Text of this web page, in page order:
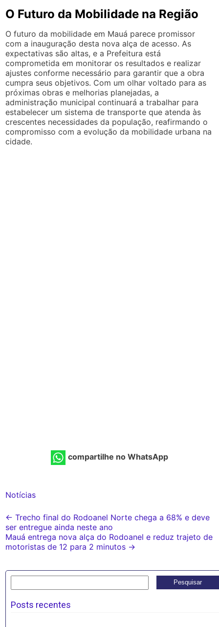
O Futuro da Mobilidade na Região
O futuro da mobilidade em Mauá parece promissor
com a inauguração desta nova alça de acesso. As
expectativas são altas, e a Prefeitura está
comprometida em monitorar os resultados e realizar
ajustes conforme necessário para garantir que a obra
cumpra seus objetivos. Com um olhar voltado para as
próximas obras e melhorias planejadas, a
administração municipal continuará a trabalhar para
estabelecer um sistema de transporte que atenda às
crescentes necessidades da população, reafirmando o
compromisso com a evolução da mobilidade urbana na
cidade.
compartilhe no WhatsApp
Notícias
Post
navigation
← Trecho final do Rodoanel Norte chega a 68% e deve
ser entregue ainda neste ano
Mauá entrega nova alça do Rodoanel e reduz trajeto de
motoristas de 12 para 2 minutos →
por:
Posts recentes